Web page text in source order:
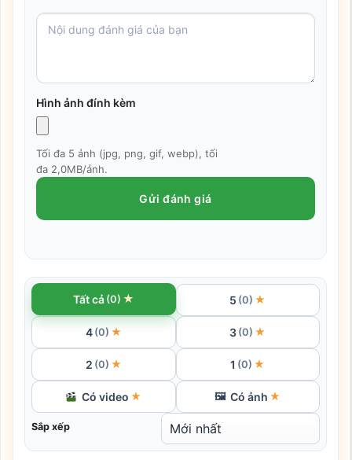
Hình ảnh đính kèm
Tối đa 5 ảnh (jpg, png, gif, webp), tối
đa 2,0MB/ảnh.
Gửi đánh giá
Tất cả (0) ★ 5 (0) ★
4 (0) ★ 3 (0) ★
2 (0) ★ 1 (0) ★
Có video ★ 🖼 Có ảnh ★
Sắp xếp